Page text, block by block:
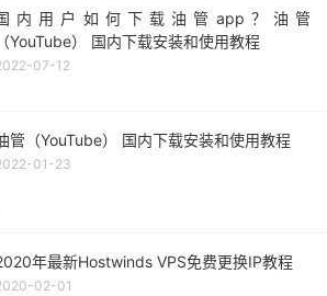
内用户如何下载油管app？油管
（YouTube） 国内下载安装和使用教程
07-12
管（YouTube） 国内下载安装和使用教程
01-23
年最新Hostwinds VPS免费更换IP教程
02-01